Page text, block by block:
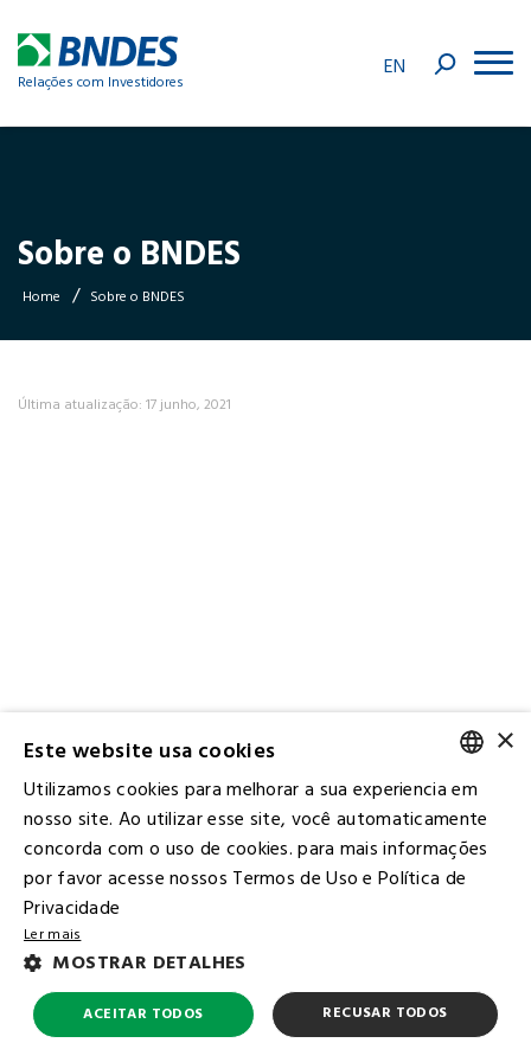
Relações com Investidores
EN
Sobre o BNDES
Home / Sobre o BNDES
Última atualização: 17 junho, 2021
Ombudsman
Subscribe to the Mailing List
FAQ
PORTUGUESE
ENGLISH
×
Este website usa cookies
Utilizamos cookies para melhorar a sua experiencia em
nosso site. Ao utilizar esse site, você automaticamente
concorda com o uso de cookies. para mais informações
por favor acesse nossos Termos de Uso e Política de
Privacidade
Ler mais
MOSTRAR DETALHES
ACEITAR TODOS RECUSAR TODOS